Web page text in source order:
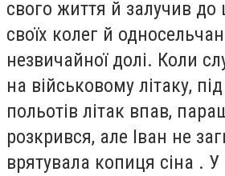
свого життя й залучив до
своїх колег й
незвичайної долі. Коли
на військовому літаку,
польотів літак впав,
розкрився, але Іван не
врятувала копиця сіна . У